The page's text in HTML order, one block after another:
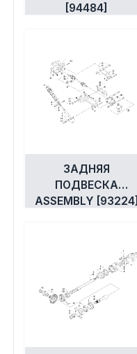
[94484]
ЗАДНЯЯ
ПОДВЕСКА
ASSEMBLY [93224]